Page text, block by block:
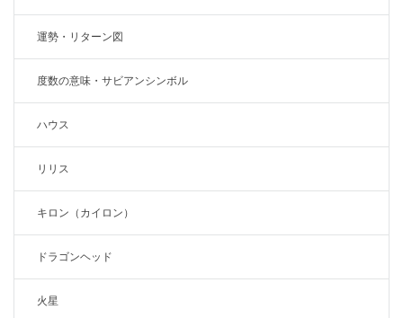
運勢・リターン図
度数の意味・サビアンシンボル
ハウス
リリス
キロン（カイロン）
ドラゴンヘッド
火星